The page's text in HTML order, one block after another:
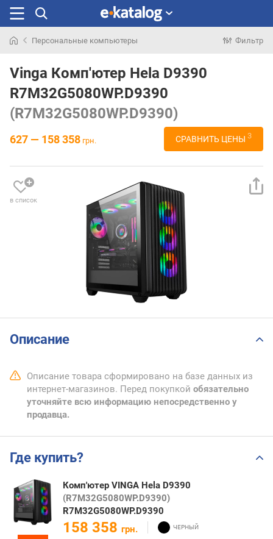
раньше
Персональные компьютеры Фильтр
Vinga Комп'ютер Hela D9390
R7M32G5080WP.D9390
(R7M32G5080WP.D9390)
627 — 158 358 грн. СРАВНИТЬ ЦЕНЫ 3
в список
Описание
Описание товара сформировано на базе данных из
интернет-магазинов. Перед покупкой обязательно
уточняйте всю информацию непосредственно у
продавца.
Где купить?
Комп'ютер VINGA Hela D9390
(R7M32G5080WP.D9390)
R7M32G5080WP.D9390
158 358 грн.